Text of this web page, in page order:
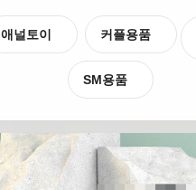
애널토이 커플용품
SM용품